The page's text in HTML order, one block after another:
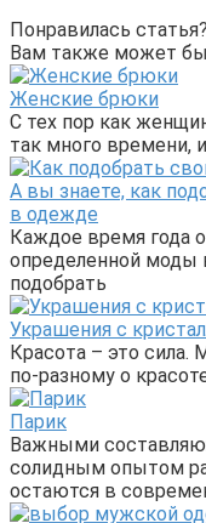
Понравилась
Вам также может
Женские брюки
С тех пор как
так много времени, и
А вы знаете, как
в одежде
Каждое время года
определенной моды
подобрать
Украшения с
Красота – это сила.
по-разному о
Парик
Важными
солидным опытом
остаются в